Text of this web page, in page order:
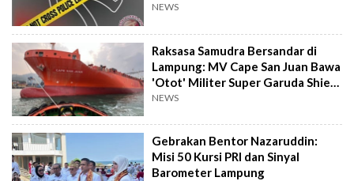
NEWS
Raksasa Samudra Bersandar di
Lampung: MV Cape San Juan Bawa
'Otot' Militer Super Garuda Shield
2026
NEWS
Gebrakan Bentor Nazaruddin:
Misi 50 Kursi PRI dan Sinyal
Barometer Lampung